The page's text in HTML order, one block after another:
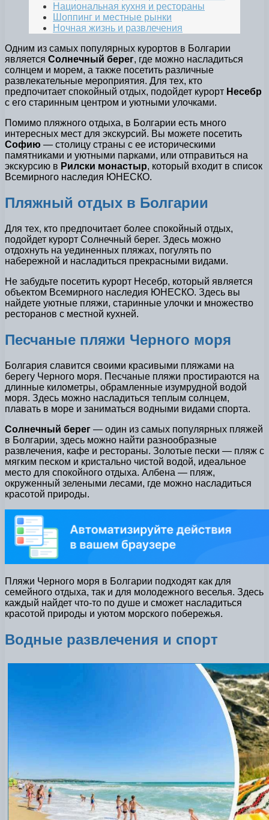
Национальная кухня и рестораны
Шоппинг и местные рынки
Ночная жизнь и развлечения
Одним из самых популярных курортов в Болгарии
является Солнечный берег, где можно насладиться
солнцем и морем, а также посетить различные
развлекательные мероприятия. Для тех, кто
предпочитает спокойный отдых, подойдет курорт Несебр
с его старинным центром и уютными улочками.
Помимо пляжного отдыха, в Болгарии есть много
интересных мест для экскурсий. Вы можете посетить
Софию — столицу страны с ее историческими
памятниками и уютными парками, или отправиться на
экскурсию в Рилски монастыр, который входит в список
Всемирного наследия ЮНЕСКО.
Пляжный отдых в Болгарии
Для тех, кто предпочитает более спокойный отдых,
подойдет курорт Солнечный берег. Здесь можно
отдохнуть на уединенных пляжах, погулять по
набережной и насладиться прекрасными видами.
Не забудьте посетить курорт Несебр, который является
объектом Всемирного наследия ЮНЕСКО. Здесь вы
найдете уютные пляжи, старинные улочки и множество
ресторанов с местной кухней.
Песчаные пляжи Черного моря
Болгария славится своими красивыми пляжами на
берегу Черного моря. Песчаные пляжи простираются на
длинные километры, обрамленные изумрудной водой
моря. Здесь можно насладиться теплым солнцем,
плавать в море и заниматься водными видами спорта.
Солнечный берег — один из самых популярных пляжей
в Болгарии, здесь можно найти разнообразные
развлечения, кафе и рестораны. Золотые пески — пляж с
мягким песком и кристально чистой водой, идеальное
место для спокойного отдыха. Албена — пляж,
окруженный зелеными лесами, где можно насладиться
красотой природы.
Пляжи Черного моря в Болгарии подходят как для
семейного отдыха, так и для молодежного веселья. Здесь
каждый найдет что-то по душе и сможет насладиться
красотой природы и уютом морского побережья.
Водные развлечения и спорт